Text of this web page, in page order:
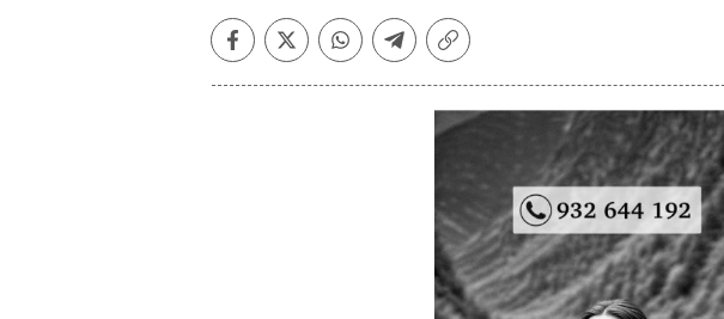
Facebook
TwitterWhatsapp
Telegram
Copiar